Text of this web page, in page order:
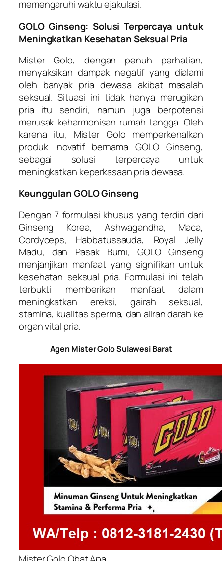
memengaruhi waktu ejakulasi.
GOLO Ginseng: Solusi Terpercaya untuk
Meningkatkan Kesehatan Seksual Pria
Mister Golo, dengan penuh perhatian,
menyaksikan dampak negatif yang dialami
oleh banyak pria dewasa akibat masalah
seksual. Situasi ini tidak hanya merugikan
pria itu sendiri, namun juga berpotensi
merusak keharmonisan rumah tangga. Oleh
karena itu, Mister Golo memperkenalkan
produk inovatif bernama GOLO Ginseng,
sebagai solusi terpercaya untuk
meningkatkan keperkasaan pria dewasa.
Keunggulan GOLO Ginseng
Dengan 7 formulasi khusus yang terdiri dari
Ginseng Korea, Ashwagandha, Maca,
Cordyceps, Habbatussauda, Royal Jelly
Madu, dan Pasak Bumi, GOLO Ginseng
menjanjikan manfaat yang signifikan untuk
kesehatan seksual pria. Formulasi ini telah
terbukti memberikan manfaat dalam
meningkatkan ereksi, gairah seksual,
stamina, kualitas sperma, dan aliran darah ke
organ vital pria.
Agen Mister Golo Sulawesi Barat